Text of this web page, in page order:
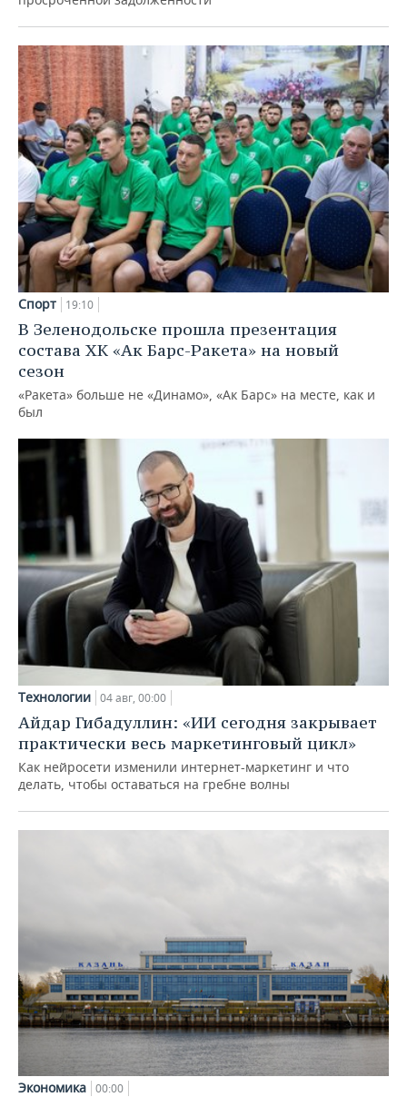
Спорт 19:10
В Зеленодольске прошла презентация
состава ХК «Ак Барс-Ракета» на новый
сезон
«Ракета» больше не «Динамо», «Ак Барс» на месте, как и
был
Технологии 04 авг, 00:00
Айдар Гибадуллин: «ИИ сегодня закрывает
практически весь маркетинговый цикл»
Как нейросети изменили интернет-маркетинг и что
делать, чтобы оставаться на гребне волны
Экономика 00:00